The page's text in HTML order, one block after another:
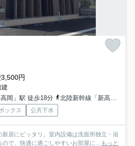
円
岡」駅 徒歩18分
北陸新幹線「新高岡」駅 徒歩16分
ックス 公共下水
新居にピッタリ。室内設備は洗面所独立・浴
で、快適に過ごしやすいお部屋に... もっと